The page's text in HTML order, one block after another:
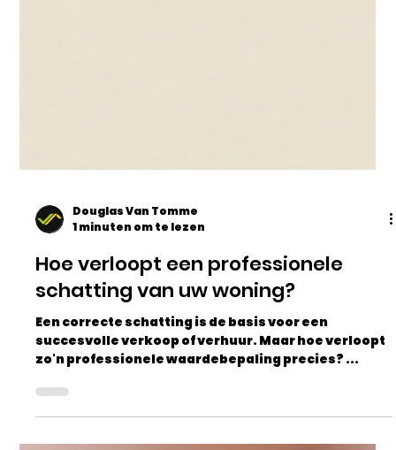
Douglas Van Tomme
1 minuten om te lezen
Hoe verloopt een professionele
schatting van uw woning?
Een correcte schatting is de basis voor een
succesvolle verkoop of verhuur. Maar hoe verloopt